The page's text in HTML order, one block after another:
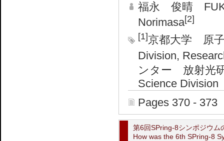
福永 俊晴
Norimasa[2]
[1]京都大学 原
Division,
ンター 放射光
Science Division
Pages 370 - 373
第6回SPring-8シンポジウム
How was the 6th SPring-8